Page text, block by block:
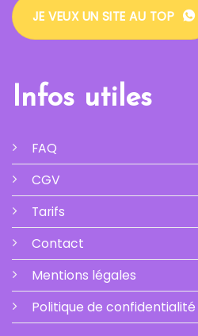
JE VEUX UN SITE AU TOP
Infos utiles
FAQ
CGV
Tarifs
Contact
Mentions légales
Politique de confidentialité